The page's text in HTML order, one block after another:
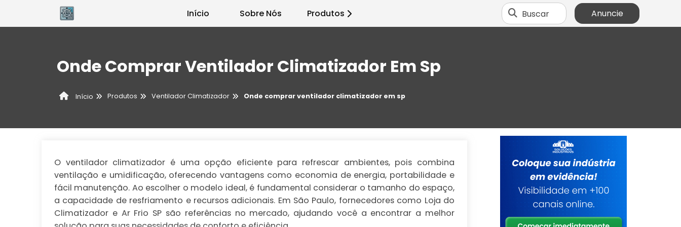
Início Sobre Nós Produtos Buscar Anuncie
Onde Comprar Ventilador Climatizador Em Sp
Início Produtos Ventilador Climatizador Onde comprar ventilador climatizador em sp
O ventilador climatizador é uma opção eficiente para refrescar ambientes, pois combina
ventilação e umidificação, oferecendo vantagens como economia de energia, portabilidade e
fácil manutenção. Ao escolher o modelo ideal, é fundamental considerar o tamanho do espaço,
a capacidade de resfriamento e recursos adicionais. Em São Paulo, fornecedores como Loja do
Climatizador e Ar Frio SP são referências no mercado, ajudando você a encontrar a melhor